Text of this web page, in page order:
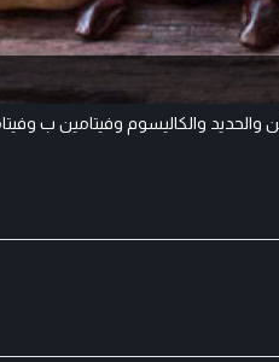
والحديد والكاليسوم وفيتامين ب